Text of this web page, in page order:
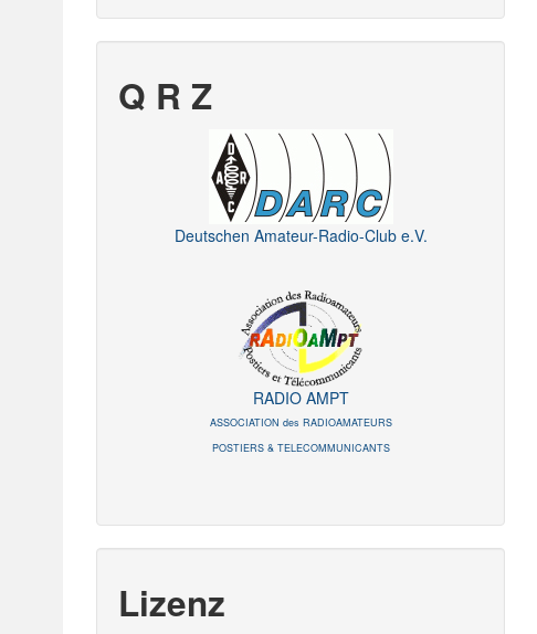
Q R Z
Deutschen Amateur-Radio-Club e.V.
RADIO AMPT
ASSOCIATION des RADIOAMATEURS
POSTIERS & TELECOMMUNICANTS
Lizenz